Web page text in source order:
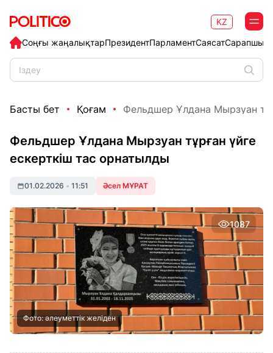
Соңғы жаңалықтарПрезидентПарламентСаясат
KZ
Басты бет Қоғам Фельдшер Ұлдана Мырзуан
Фельдшер Ұлдана Мырзуан тұрған үйге
ескерткіш тас орнатылды
01.02.2026 • 11:51 Әсел МҰРАТ
1087
Фото: әлеуметтік желіден